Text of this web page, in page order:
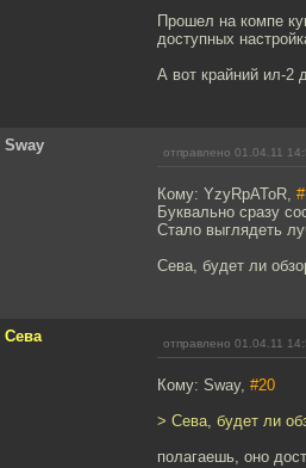
Прошел на компе
доступных
А вот крайний ил-2
Sway отправлено 01.04.11
Кому: YzyRpAToR,
Буквально сразу
Стало выглядеть
Сева, будет ли
Сева отправлено 01.04.11
Кому: Sway, #20
> Сева, будет ли
полагаешь, оно